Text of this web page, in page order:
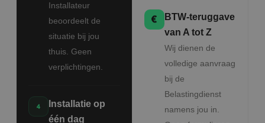
Installateur
beoordeelt de
situatie bij jou
thuis. Geen
verplichtingen.
Installatie op
één dag
BTW-teruggave
van A tot Z
Wij dienen de
volledige aanvraag
bij de
Belastingdienst
namens jou in.